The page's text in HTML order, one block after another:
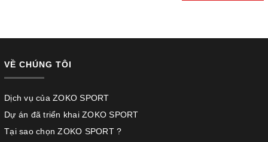
VỀ CHÚNG TÔI
Dịch vụ của ZOKO SPORT
Dự án đã triển khai ZOKO SPORT
Tại sao chọn ZOKO SPORT ?